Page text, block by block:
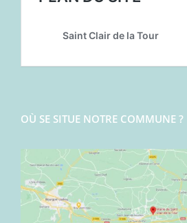
OÙ SE SITUE NOTRE COMMUNE ?